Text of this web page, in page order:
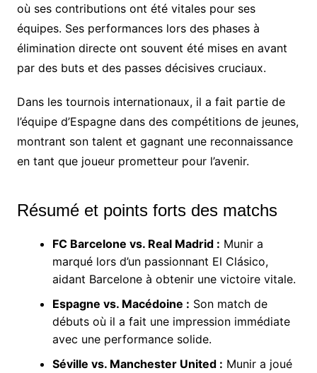
où ses contributions ont été vitales pour ses
équipes. Ses performances lors des phases à
élimination directe ont souvent été mises en avant
par des buts et des passes décisives cruciaux.
Dans les tournois internationaux, il a fait partie de
l’équipe d’Espagne dans des compétitions de jeunes,
montrant son talent et gagnant une reconnaissance
en tant que joueur prometteur pour l’avenir.
Résumé et points forts des matchs
FC Barcelone vs. Real Madrid : Munir a
marqué lors d’un passionnant El Clásico,
aidant Barcelone à obtenir une victoire vitale.
Espagne vs. Macédoine : Son match de
débuts où il a fait une impression immédiate
avec une performance solide.
Séville vs. Manchester United : Munir a joué